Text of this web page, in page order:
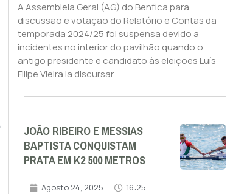
A Assembleia Geral (AG) do Benfica para
discussão e votação do Relatório e Contas da
temporada 2024/25 foi suspensa devido a
incidentes no interior do pavilhão quando o
antigo presidente e candidato às eleições Luís
Filipe Vieira ia discursar.
JOÃO RIBEIRO E MESSIAS
BAPTISTA CONQUISTAM
PRATA EM K2 500 METROS
Agosto 24, 2025 16:25